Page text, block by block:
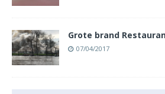
Grote brand
07/04/2017